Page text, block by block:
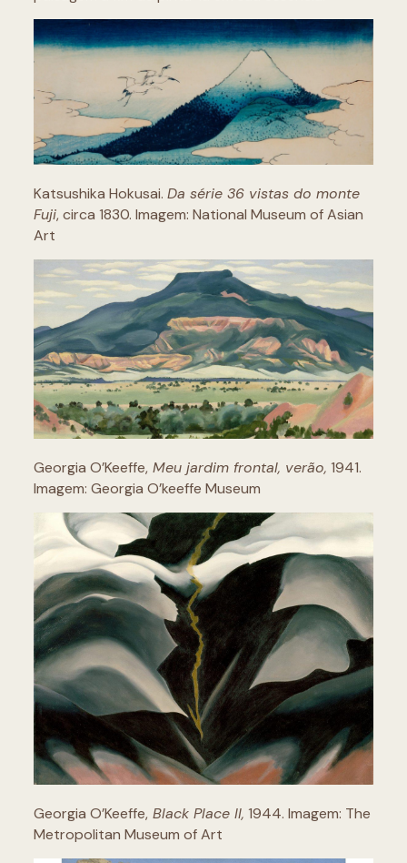
Katsushika Hokusai. Da série 36 vistas do monte
Fuji, circa 1830. Imagem: National Museum of Asian
Art
Georgia O’Keeffe,Meu jardim frontal, verão, 1941.
Imagem: Georgia O’keeffe Museum
Georgia O’Keeffe,Black Place II, 1944. Imagem: The
Metropolitan Museum of Art